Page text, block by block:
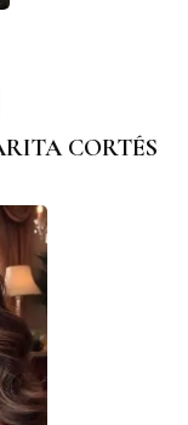
CORTÉS